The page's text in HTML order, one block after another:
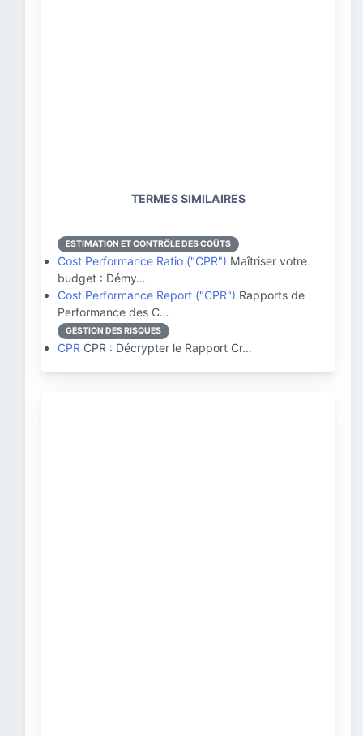
TERMES SIMILAIRES
ESTIMATION ET CONTRÔLE DES COÛTS
Cost Performance Ratio ("CPR") Maîtriser votre
budget : Démy…
Cost Performance Report ("CPR") Rapports de
Performance des C…
GESTION DES RISQUES
CPR CPR : Décrypter le Rapport Cr…